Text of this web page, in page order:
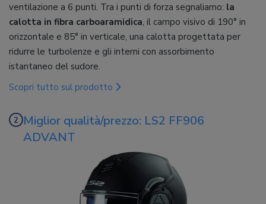
ventilazione a 6 punti. Tra i punti di forza segnaliamo: la
calotta in fibra carboaramidica, il campo visivo di 190° in
orizzontale e 85° in verticale, una calotta progettata per
ridurre le turbolenze e gli interni con assorbimento
istantaneo del sudore.
Scopri tutto sul prodotto
Miglior qualità/prezzo: LS2 FF906
ADVANT